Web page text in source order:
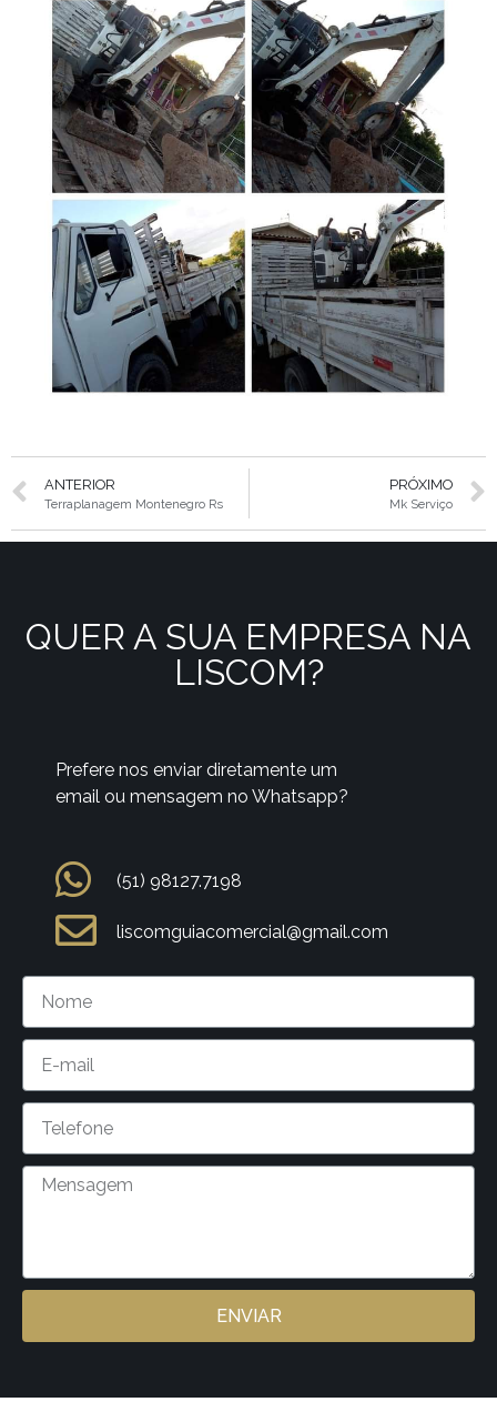
ANTERIOR
Terraplanagem Montenegro Rs
PRÓXIMO
Mk Serviço
QUER A SUA EMPRESA NA
LISCOM?
Prefere nos enviar diretamente um
email ou mensagem no Whatsapp?
(51) 98127.7198
liscomguiacomercial@gmail.com
ENVIAR